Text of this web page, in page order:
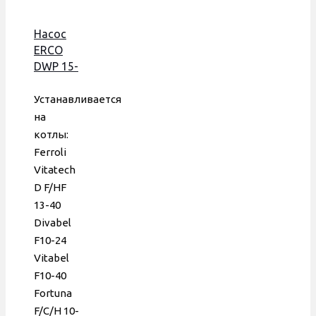
Насос
ERCO
DWP 15-
часовой,
95 W, с
гидрогруппой,
Koreastar,
Ferroli
Устанавливается
на
котлы:
Ferroli
Vitatech
D F/HF
13-40
Divabel
F10-24
Vitabel
F10-40
Fortuna
F/C/H 10-